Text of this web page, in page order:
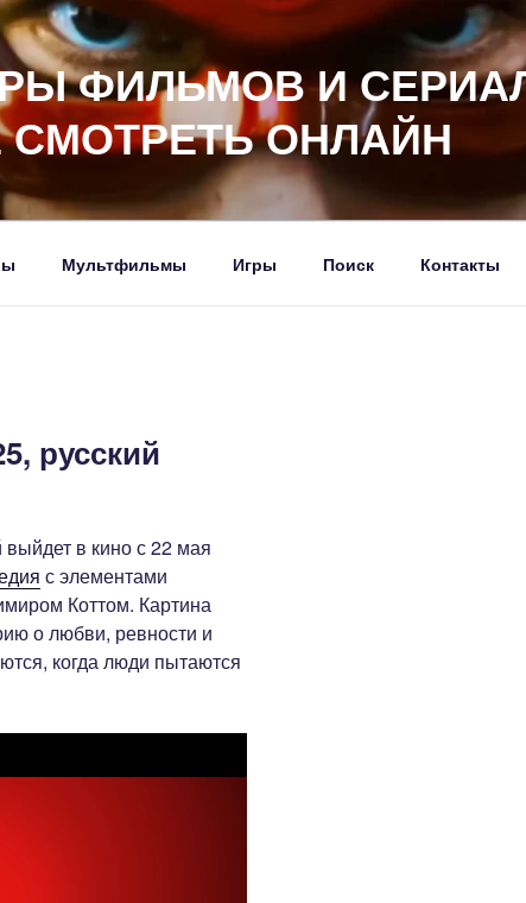
ФИЛЬМОВ И
ОНЛАЙН
Мультфильмы Игры Поиск Контакты
русский
в кино с 22 мая
с элементами
Коттом. Картина
о любви, ревности и
когда люди пытаются